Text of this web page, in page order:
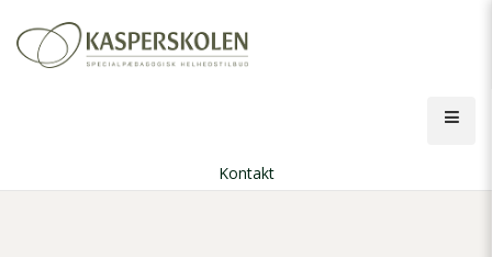
hovedindhold
Kontakt